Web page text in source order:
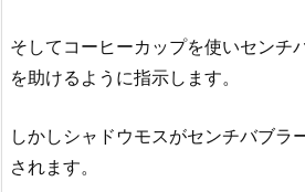
そしてコーヒーカップを使いセンチ
を助けるように指示します。
しかしシャドウモスがセンチバブラ
されます。